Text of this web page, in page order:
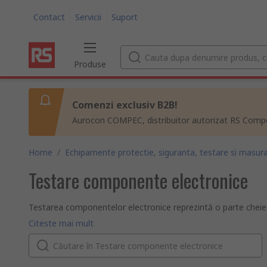
Contact Servicii Suport
Produse
Comenzi exclusiv B2B!
Aurocon COMPEC, distribuitor autorizat RS
Home / Echipamente protectie, siguranta, testare si
Testare componente electronice
Testarea componentelor electronice reprezintă o parte
aplicațiile de prototipare. Mărcile noastre de top din
Arnoux și Megger.
Ce verifică dispozitivele de testare a componentelor
Dispozitive de testare a componentelor și a circuitelor
Aparatele de testare a CI sunt deseori eficiente din
producție.
Casetele cu decadefolosesc o serie de rezistoare,
Citeste mai mult